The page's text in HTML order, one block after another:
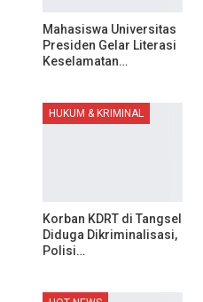
Mahasiswa Universitas
Presiden Gelar Literasi
Keselamatan…
HUKUM & KRIMINAL
Korban KDRT di Tangsel
Diduga Dikriminalisasi,
Polisi…